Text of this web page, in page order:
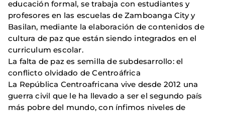
educación formal, se trabaja con estudiantes y
profesores en las escuelas de Zamboanga City y
Basilan, mediante la elaboración de contenidos de
cultura de paz que están siendo integrados en el
curriculum escolar.
La falta de paz es semilla de subdesarrollo: el
conflicto olvidado de Centroáfrica
La República Centroafricana vive desde 2012 una
guerra civil que le ha llevado a ser el segundo país
más pobre del mundo, con ínfimos niveles de